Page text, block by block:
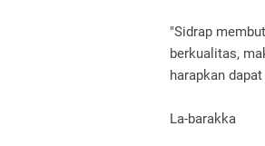
"Sidrap
berkualitas,
harapkan
La-barakka